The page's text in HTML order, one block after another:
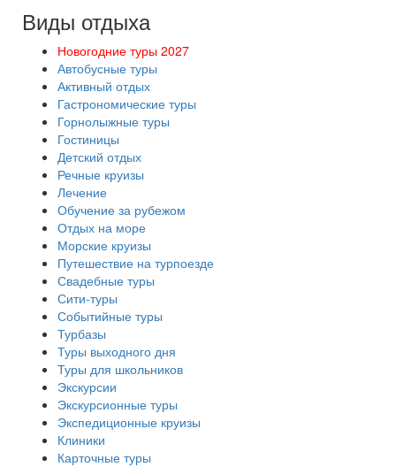
Виды отдыха
Новогодние туры 2027
Автобусные туры
Активный отдых
Гастрономические туры
Горнолыжные туры
Гостиницы
Детский отдых
Речные круизы
Лечение
Обучение за рубежом
Отдых на море
Морские круизы
Путешествие на турпоезде
Свадебные туры
Сити-туры
Событийные туры
Турбазы
Туры выходного дня
Туры для школьников
Экскурсии
Экскурсионные туры
Экспедиционные круизы
Клиники
Карточные туры